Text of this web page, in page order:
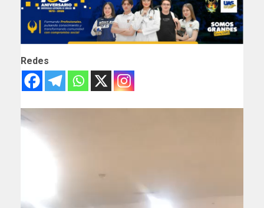
Redes